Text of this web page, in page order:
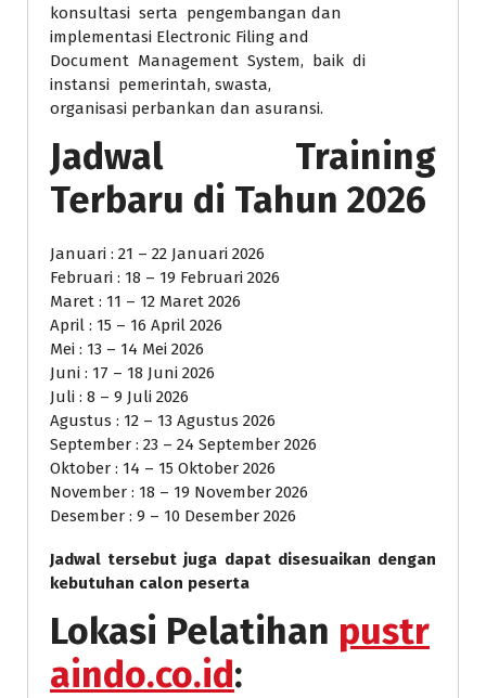
konsultasi serta pengembangan dan
implementasi Electronic Filing and
Document Management System, baik di
instansi pemerintah, swasta,
organisasi perbankan dan asuransi.
Jadwal Training
Terbaru di Tahun 2026
Januari : 21 – 22 Januari 2026
Februari : 18 – 19 Februari 2026
Maret : 11 – 12 Maret 2026
April : 15 – 16 April 2026
Mei : 13 – 14 Mei 2026
Juni : 17 – 18 Juni 2026
Juli : 8 – 9 Juli 2026
Agustus : 12 – 13 Agustus 2026
September : 23 – 24 September 2026
Oktober : 14 – 15 Oktober 2026
November : 18 – 19 November 2026
Desember : 9 – 10 Desember 2026
Jadwal tersebut juga dapat disesuaikan dengan
kebutuhan calon peserta
Lokasi Pelatihan pustr
aindo.co.id: